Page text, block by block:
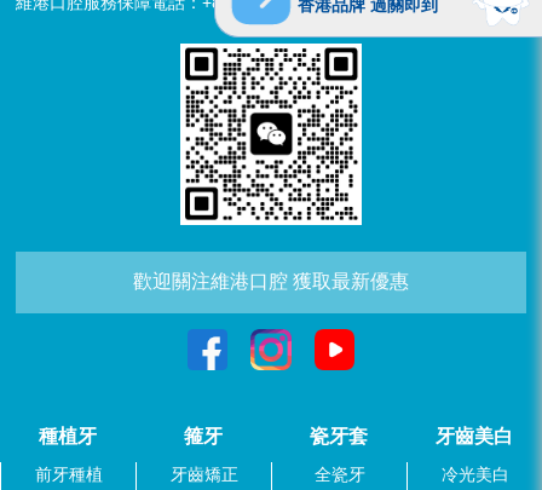
歡迎關注維港口腔 獲取最新優惠
種植牙
前牙種植
箍牙
牙齒矯正
瓷牙套
全瓷牙
牙齒美白
冷光美白
香港品牌 過關即到